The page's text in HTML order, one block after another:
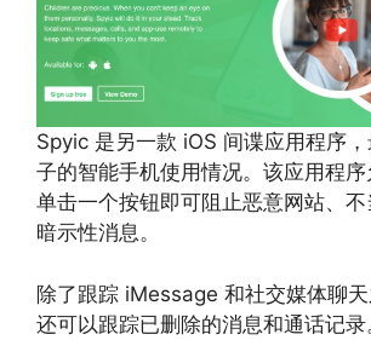
Spyic 是另一款 iOS 间谍应用程序
子的智能手机使用情况。该应用程
单击一个按钮即可阻止恶意网站、
暗示性消息。
除了跟踪 iMessage 和社交媒体聊
还可以跟踪已删除的消息和通话记